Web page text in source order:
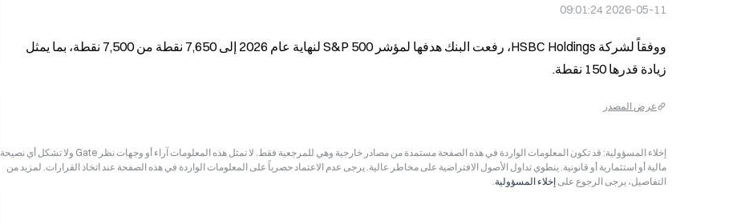
2026-05-11 09:01:24
زيادة قدرها 150 نقطة.
عرض المصدر
إخلاء المسؤولية: قد تكون المعلومات الواردة في هذه الصفحة مستمدة من مصادر خارجية وهي للمرجعية فقط. لا تمثل هذه المعلومات آراء أو وجهات نظر Gate ولا تشكل أي نصيحة
مالية أو استثمارية أو قانونية. ينطوي تداول الأصول الافتراضية على مخاطر عالية. يرجى عدم الاعتماد حصرياً على المعلومات الواردة في هذه الصفحة عند اتخاذ القرارات. لمزيد من
التفاصيل، يرجى الرجوع على إخلاء المسؤولية.